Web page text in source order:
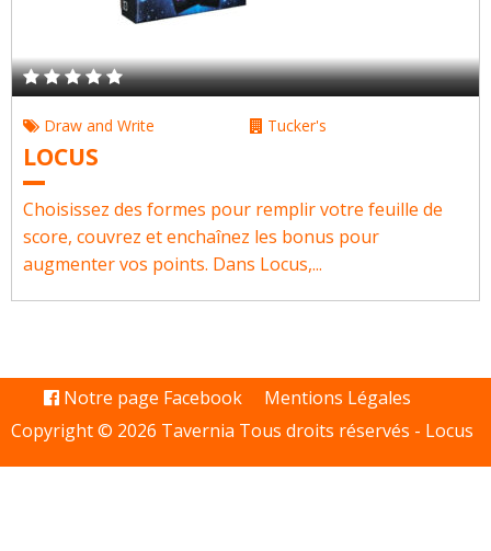
Draw and Write Tucker's
LOCUS
Choisissez des formes pour remplir votre feuille de
score, couvrez et enchaînez les bonus pour
augmenter vos points. Dans Locus,...
Notre page Facebook
Mentions Légales
Copyright © 2026 Tavernia Tous droits réservés - Locus